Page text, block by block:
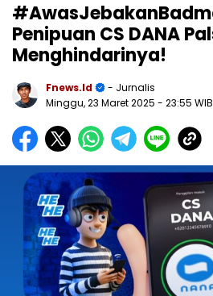
Penipuan CS DANA
Menghindarinya!
Fnews.id
- Jurnalis
Minggu, 23 Maret 2025 - 23:55 WIB